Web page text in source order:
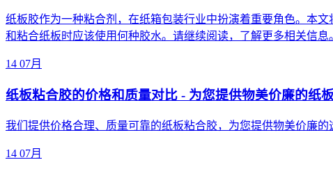
纸板胶作为一种粘合剂，在纸箱包装行业中扮演着重要角色。本
和粘合纸板时应该使用何种胶水。请继续阅读，了解更多相关信息
14 07月
纸板粘合胶的价格和质量对比 - 为您提供物美价廉的纸
我们提供价格合理、质量可靠的纸板粘合胶，为您提供物美价廉
14 07月